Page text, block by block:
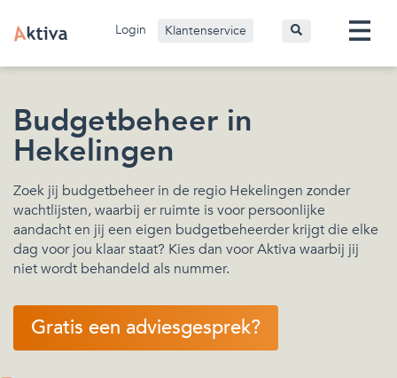
Login Klantenservice
Budgetbeheer in
Hekelingen
Zoek jij budgetbeheer in de regio Hekelingen zonder
wachtlijsten, waarbij er ruimte is voor persoonlijke
aandacht en jij een eigen budgetbeheerder krijgt die elke
dag voor jou klaar staat? Kies dan voor Aktiva waarbij jij
niet wordt behandeld als nummer.
Gratis een adviesgesprek?